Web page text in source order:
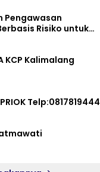
Pengawasan
Risiko untuk
KCP Kalimalang
Telp:0817819444